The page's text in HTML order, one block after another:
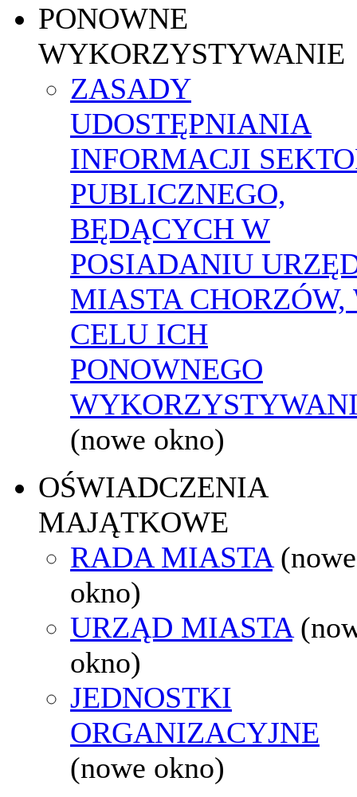
PONOWNE
WYKORZYSTYWANIE
ZASADY
UDOSTĘPNIANIA
INFORMACJI
PUBLICZNEGO,
BĘDĄCYCH W
POSIADANIU
MIASTA CHORZÓW,
CELU ICH
PONOWNEGO
(nowe okno)
OŚWIADCZENIA
MAJĄTKOWE
RADA MIASTA (nowe
okno)
URZĄD MIASTA
okno)
JEDNOSTKI
ORGANIZACYJNE
(nowe okno)